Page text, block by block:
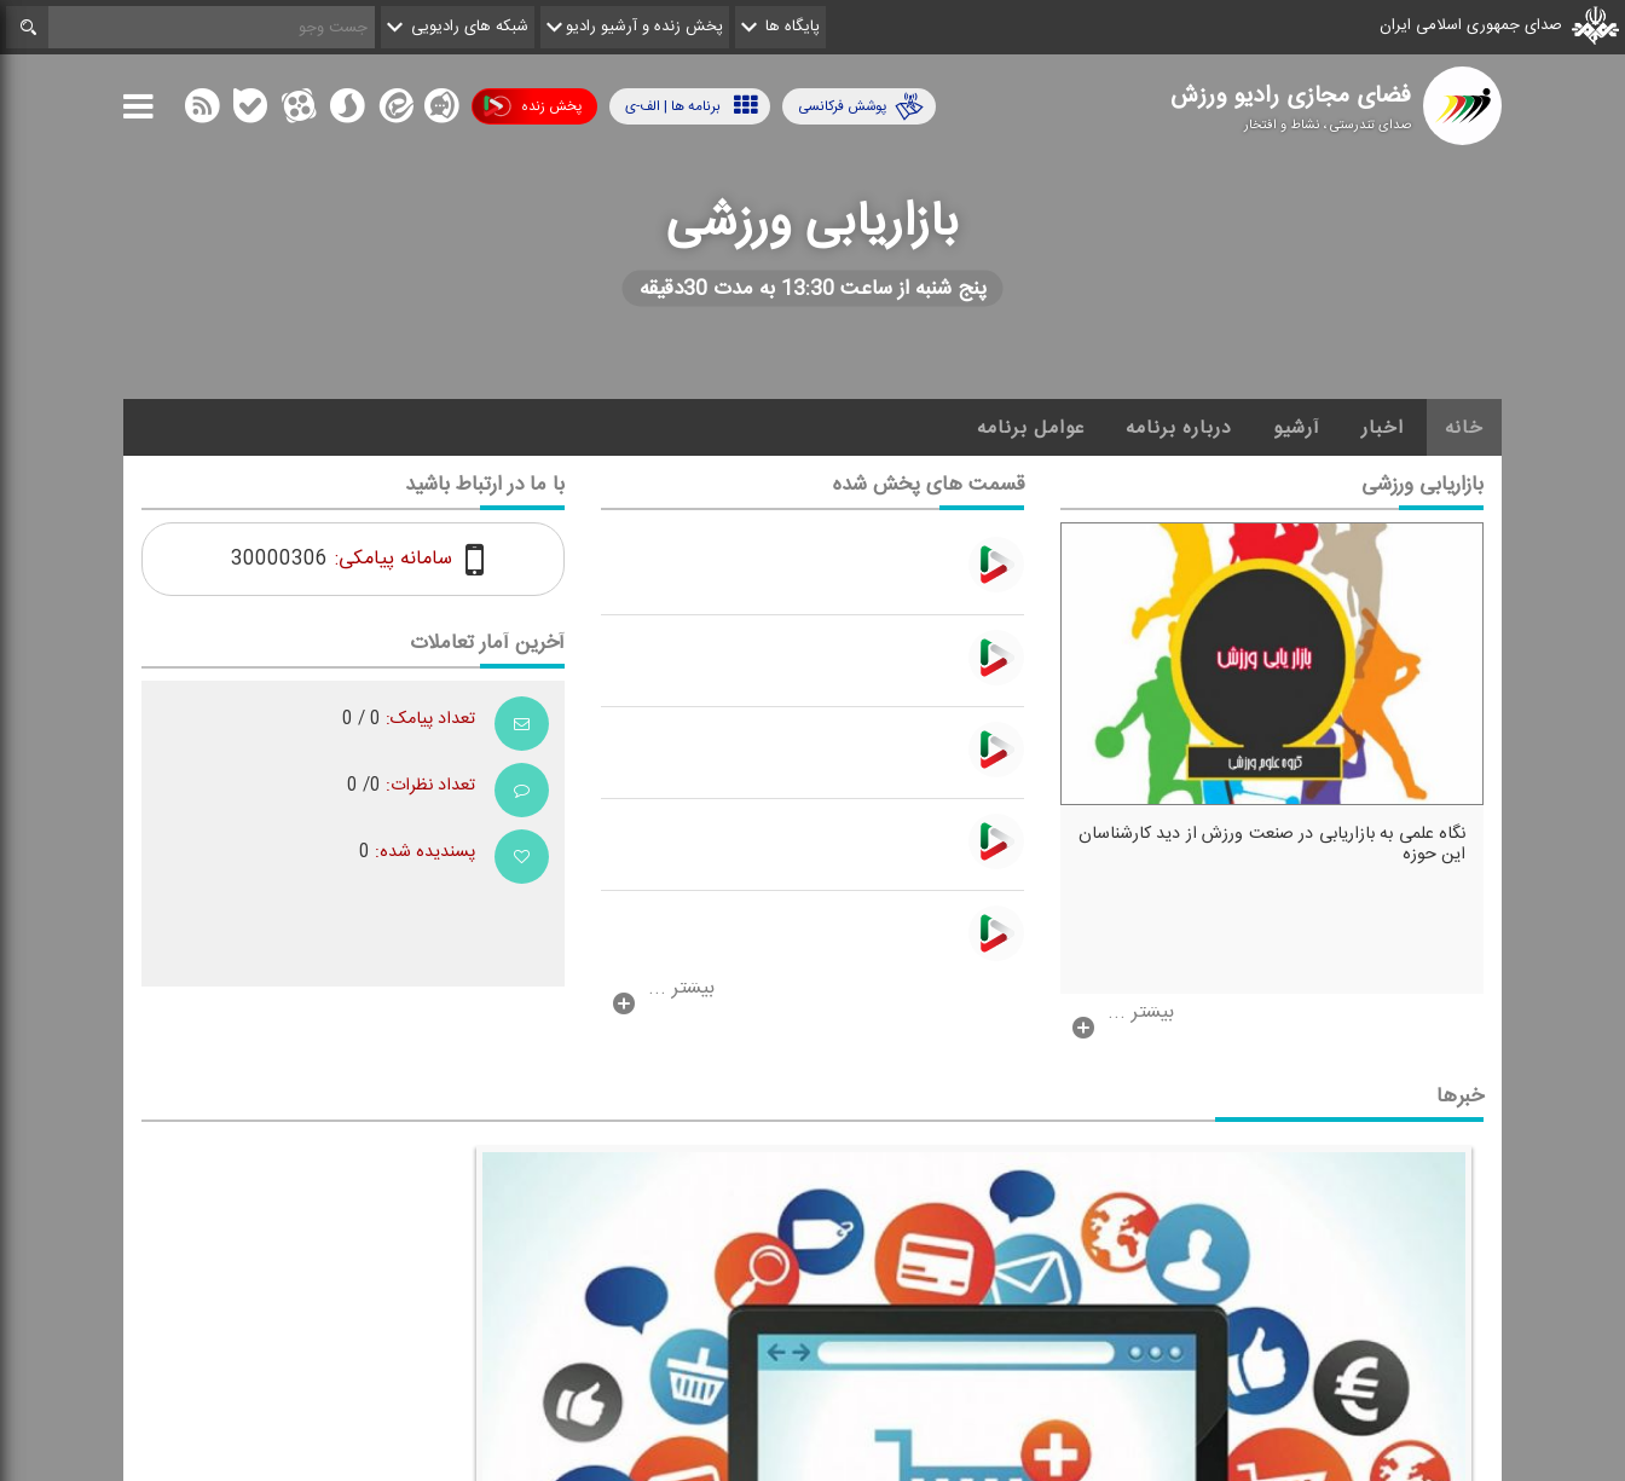
صدای جمهوری اسلامی ایران پایگاه ها پخش زنده و آرشیو رادیو شبکه های رادیویی
فضای مجازی رادیو ورزش
صدای تندرستی ، نشاط و افتخار
پخش زنده برنامه ها | الف-ی پوشش فرکانسی
بازاریابی ورزشی
پنج شنبه از ساعت 13:30 به مدت 30دقیقه
خانه اخبار آرشیو درباره برنامه عوامل برنامه
بازاریابی ورزشی
نگاه علمی به بازاریابی در صنعت ورزش از دید كارشناسان
این حوزه
بیشتر ...
قسمت های پخش شده
بیشتر ...
با ما در ارتباط باشید
سامانه پیامکی: 30000306
آخرین آمار تعاملات
تعداد پیامک:
تعداد نظرات:
پسندیده شده:
خبرها